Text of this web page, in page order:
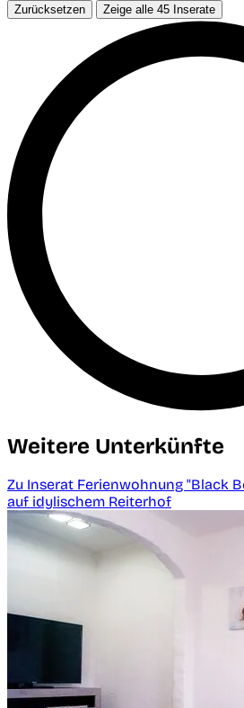
Zurücksetzen
Zeige alle 45 Inserate
Weitere Unterkünfte
Zu Inserat Ferienwohnung "Black
auf idylischem Reiterhof